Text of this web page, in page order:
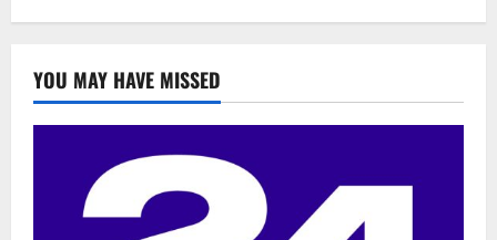
YOU MAY HAVE MISSED